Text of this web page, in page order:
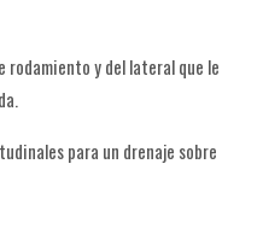
rodamiento y del lateral que le
para un drenaje sobre